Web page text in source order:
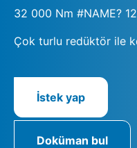
32 000 Nm #NAME?
Çok turlu redüktör ile
İstek yap
Doküman bul